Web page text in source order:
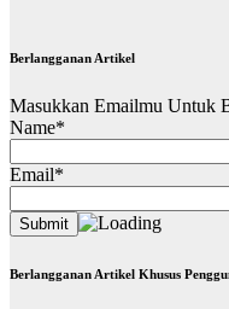
Berlangganan Artikel
Masukkan Emailmu Untuk
Name*
Email*
Berlangganan Artikel Khusus